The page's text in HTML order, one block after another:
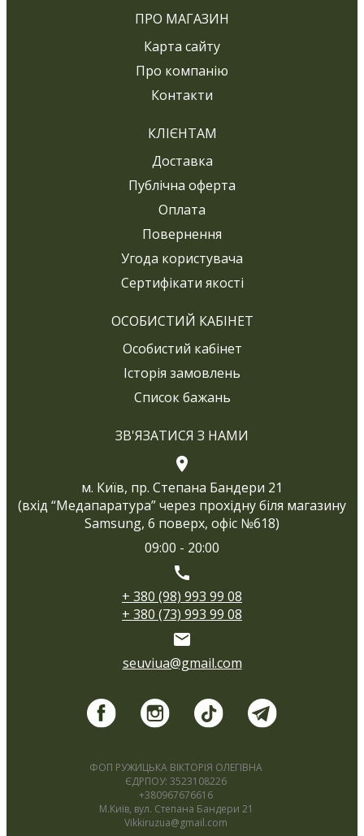
ПРО МАГАЗИН
Карта сайту
Про компанію
Контакти
КЛІЄНТАМ
Доставка
Публічна оферта
Оплата
Повернення
Угода користувача
Сертифікати якості
ОСОБИСТИЙ КАБІНЕТ
Особистий кабінет
Історія замовлень
Список бажань
ЗВ'ЯЗАТИСЯ З НАМИ
м. Київ, пр. Степана Бандери 21
(вхід “Медапаратура” через прохідну біля магазину
Samsung, 6 поверх, офіс №618)
09:00 - 20:00
+ 380 (98) 993 99 08
+ 380 (73) 993 99 08
seuviua@gmail.com
ФОП РУЖИЦЬКА ВІКТОРІЯ ОЛЕГІВНА
ЄДРПОУ: 3523108226
+380967676616
М.Київ, вул. Степана Бандери 21
Vikkiruzua@gmail.com